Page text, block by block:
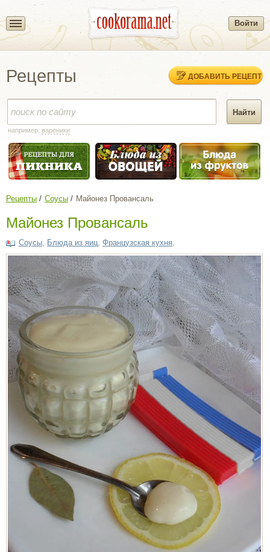
Войти
Рецепты ДОБАВИТЬ РЕЦЕПТ
например: вареники
Рецепты Соусы Майонез Провансаль
Майонез Провансаль
Соусы Блюда из яиц Французская кухня